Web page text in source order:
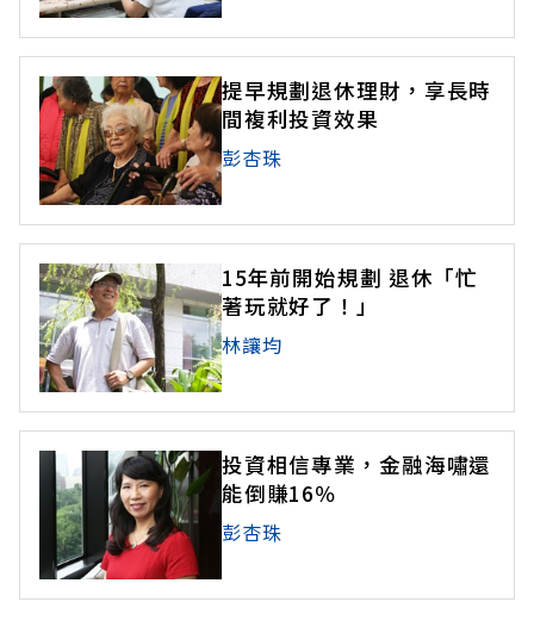
提早規劃退休理財，享長時
間複利投資效果
彭杏珠
15年前開始規劃 退休「忙
著玩就好了！」
林讓均
投資相信專業，金融海嘯還
能倒賺16％
彭杏珠